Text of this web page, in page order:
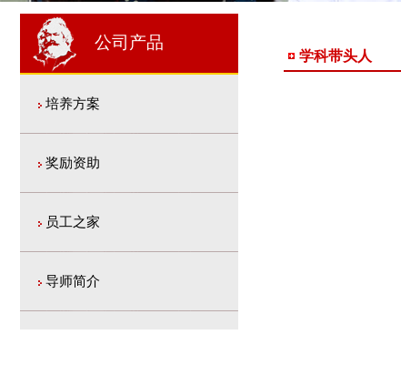
公司产品
培养方案
奖励资助
员工之家
导师简介
学科带头人